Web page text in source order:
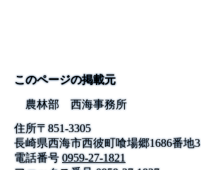
このページの掲載元
農林部 西海事務所
住所〒851-3305
長崎県西海市西彼町喰場郷1686番地3
電話番号 0959-27-1821